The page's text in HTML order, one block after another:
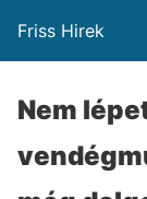
Friss Hirek
Nem